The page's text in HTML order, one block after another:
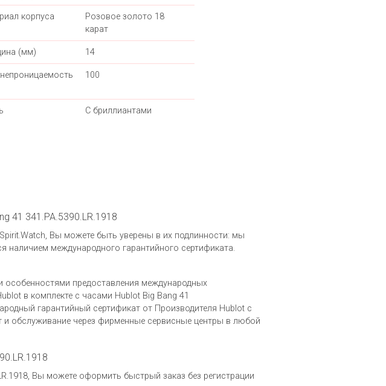
корпуса
Розовое золото 18
карат
(мм) 14
100
С бриллиантами
41 341.PA.5390.LR.1918
Вы можете быть уверены в их подлинности: мы
международного гарантийного сертификата.
предоставления международных
в комплекте с часами Hublot Big Bang 41
гарантийный сертификат от Производителя Hublot c
обслуживание через фирменные сервисные центры в любой
Вы можете оформить быстрый заказ без регистрации